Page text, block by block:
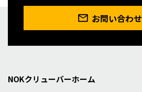
お問い合わせ
NOKクリューバーホーム